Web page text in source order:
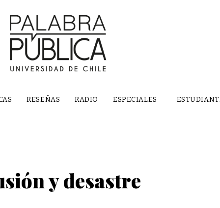
RESEÑAS RADIO ESPECIALES
y desastre